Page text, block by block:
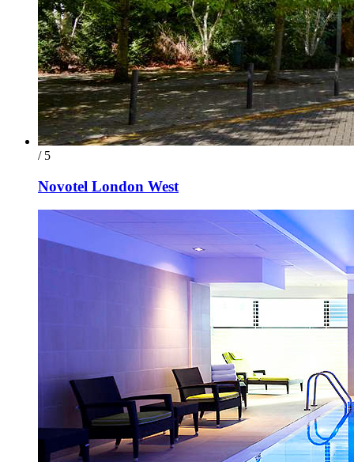
/ 5
Novotel London West